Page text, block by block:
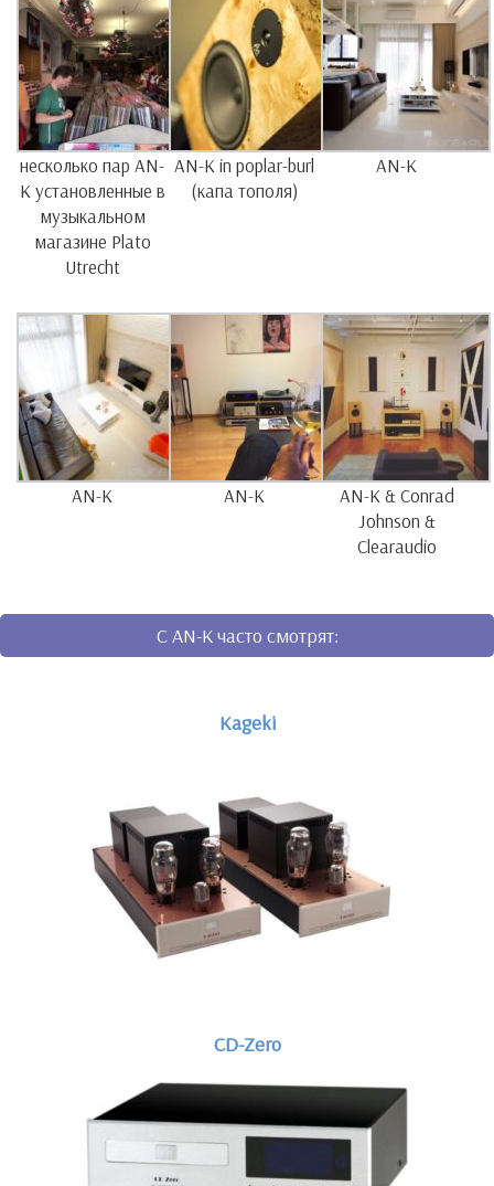
несколько пар AN-
K установленные в
музыкальном
магазине Plato
Utrecht
AN-K in poplar-burl
(капа тополя)
AN-K
AN-K AN-K
AN-K & Conrad
Johnson &
Clearaudio
C AN-K часто смотрят:
Kageki
CD-Zero